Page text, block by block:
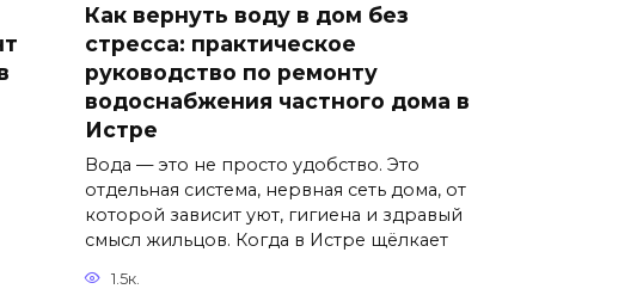
Как вернуть воду в дом без
стресса: практическое
руководство по ремонту
водоснабжения частного дома в
Истре
Вода — это не просто удобство. Это
отдельная система, нервная сеть дома, от
которой зависит уют, гигиена и здравый
смысл жильцов. Когда в Истре щёлкает
1.5к.